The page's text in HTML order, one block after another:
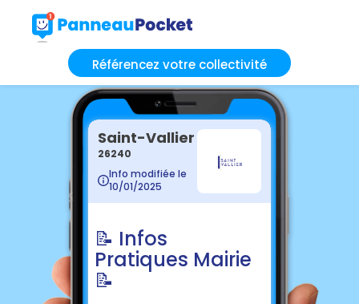
Référencez votre collectivité
Saint-Vallier
26240
Info modifiée le
10/01/2025
📝 Infos
Pratiques Mairie
📝